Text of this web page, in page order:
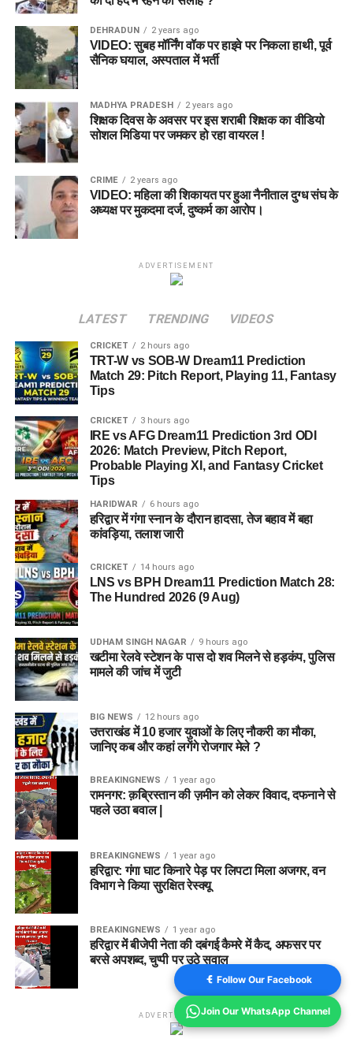
DEHRADUN 2 years ago
VIDEO: सुबह मॉर्निंग वॉक पर हाइवे पर निकला हाथी, पूर्व
सैनिक घयाल, अस्पताल में भर्ती
MADHYA PRADESH 2 years ago
शिक्षक दिवस के अवसर पर इस शराबी शिक्षक का वीडियो
सोशल मिडिया पर जमकर हो रहा वायरल !
CRIME 2 years ago
VIDEO: महिला की शिकायत पर हुआ नैनीताल दुग्ध संघ के
अध्यक्ष पर मुकदमा दर्ज, दुष्कर्म का आरोप।
ADVERTISEMENT
LATEST TRENDING VIDEOS
CRICKET 2 hours ago
TRT-W vs SOB-W Dream11 Prediction
Match 29: Pitch Report, Playing 11, Fantasy
Tips
CRICKET 3 hours ago
IRE vs AFG Dream11 Prediction 3rd ODI
2026: Match Preview, Pitch Report,
Probable Playing XI, and Fantasy Cricket
Tips
HARIDWAR 6 hours ago
हरिद्वार में गंगा स्नान के दौरान हादसा, तेज बहाव में बहा
कांवड़िया, तलाश जारी
CRICKET 14 hours ago
LNS vs BPH Dream11 Prediction Match 28:
The Hundred 2026 (9 Aug)
UDHAM SINGH NAGAR 9 hours ago
खटीमा रेलवे स्टेशन के पास दो शव मिलने से हड़कंप, पुलिस
मामले की जांच में जुटी
BIG NEWS 12 hours ago
उत्तराखंड में 10 हजार युवाओं के लिए नौकरी का मौका,
जानिए कब और कहां लगेंगे रोजगार मेले ?
BREAKINGNEWS 1 year ago
रामनगर: क़ब्रिस्तान की ज़मीन को लेकर विवाद, दफनाने से
पहले उठा बवाल |
BREAKINGNEWS 1 year ago
हरिद्वार: गंगा घाट किनारे पेड़ पर लिपटा मिला अजगर, वन
विभाग ने किया सुरक्षित रेस्क्यू
BREAKINGNEWS 1 year ago
हरिद्वार में बीजेपी नेता की दबंगई कैमरे में कैद, अफसर पर
बरसे अपशब्द, चुप्पी पर उठे सवाल
ADVERTISEMENT
Follow Our Facebook
Join Our WhatsApp Channel